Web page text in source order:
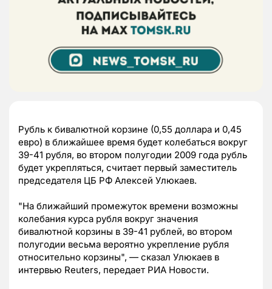
Рубль к бивалютной корзине (0,55 доллара и 0,45
евро) в ближайшее время будет колебаться вокруг
39-41 рубля, во втором полугодии 2009 года рубль
будет укрепляться, считает первый заместитель
председателя ЦБ РФ Алексей Улюкаев.
"На ближайший промежуток времени возможны
колебания курса рубля вокруг значения
бивалютной корзины в 39-41 рублей, во втором
полугодии весьма вероятно укрепление рубля
относительно корзины", — сказал Улюкаев в
интервью Reuters, передает РИА Новости.